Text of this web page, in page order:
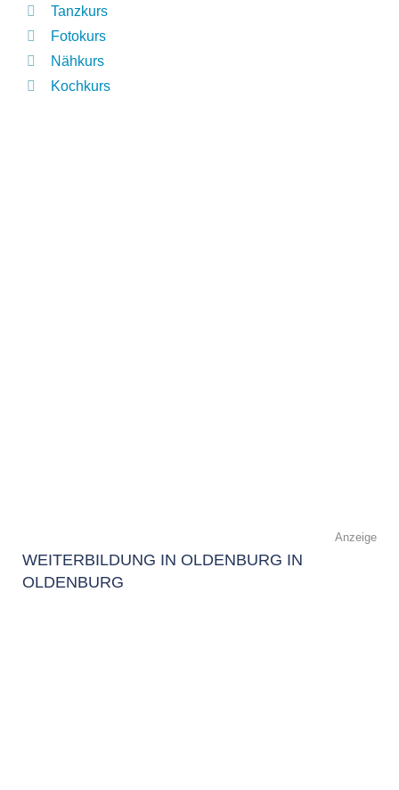
Tanzkurs
Fotokurs
Nähkurs
Kochkurs
Anzeige
WEITERBILDUNG IN OLDENBURG IN
OLDENBURG